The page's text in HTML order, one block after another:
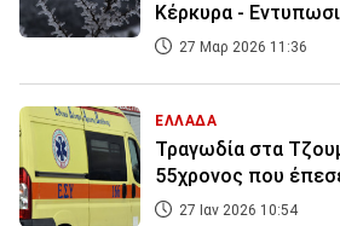
Κέρκυρα -
27 Μαρ 2026 11:36
ΕΛΛΑΔΑ
Τραγωδία στα
55χρονος που
27 Ιαν 2026 10:54